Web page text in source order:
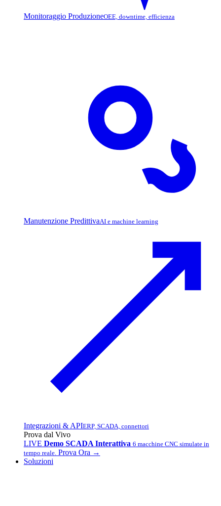
Monitoraggio ProduzioneOEE, downtime, efficienza
Manutenzione PredittivaAI e machine learning
Integrazioni & APIERP, SCADA, connettori
Prova dal Vivo
LIVE Demo SCADA Interattiva 6 macchine CNC simulate in
tempo reale. Prova Ora →
Soluzioni